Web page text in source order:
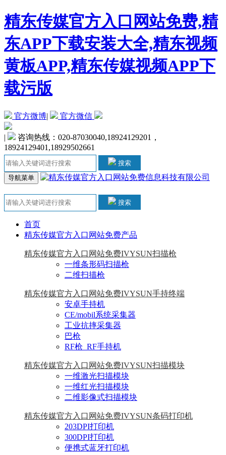
精东传媒官方入口网站免费,精
东APP下载安装大全,精东视频
黄板APP,精东传媒视频APP下
载污版
官方微博| 官方微信
|
咨询热线：020-87030040,18924129201，
18924129401,18929502661
搜索
导航菜单
搜索
首页
精东传媒官方入口网站免费产品
精东传媒官方入口网站免费IVYSUN扫描枪
一维条形码扫描枪
二维扫描枪
精东传媒官方入口网站免费IVYSUN手持终端
安卓手持机
CE/mobil系统采集器
工业抗摔采集器
巴枪
RF枪_RF手持机
精东传媒官方入口网站免费IVYSUN扫描模块
一维激光扫描模块
一维红光扫描模块
二维影像式扫描模块
精东传媒官方入口网站免费IVYSUN条码打印机
203DPI打印机
300DPI打印机
便携式蓝牙打印机